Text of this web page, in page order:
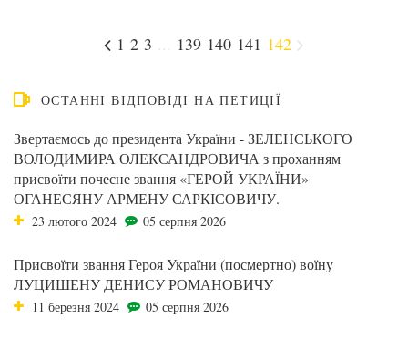
1 2 3 139 140 141 142
ОСТАННІ ВІДПОВІДІ НА ПЕТИЦІЇ
Звертаємось до президента України - ЗЕЛЕНСЬКОГО
ВОЛОДИМИРА ОЛЕКСАНДРОВИЧА з проханням
присвоїти почесне звання «ГЕРОЙ УКРАЇНИ»
ОГАНЕСЯНУ АРМЕНУ САРКІСОВИЧУ.
23 лютого 2024 05 серпня 2026
Присвоїти звання Героя України (посмертно) воїну
ЛУЦИШЕНУ ДЕНИСУ РОМАНОВИЧУ
11 березня 2024 05 серпня 2026